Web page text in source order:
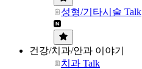
성형/기타시술 Talk
건강/치과/안과 이야기
치과 Talk